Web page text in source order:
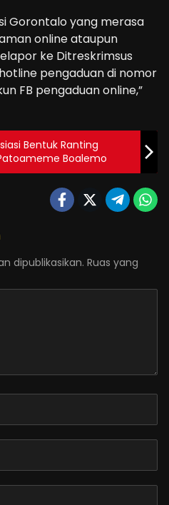
Gorontalo yang merasa
online ataupun
ke Ditreskrimsus
pengaduan di nomor
FB pengaduan online,”
Bentuk Ranting
Boalemo
dipublikasikan. Ruas yang